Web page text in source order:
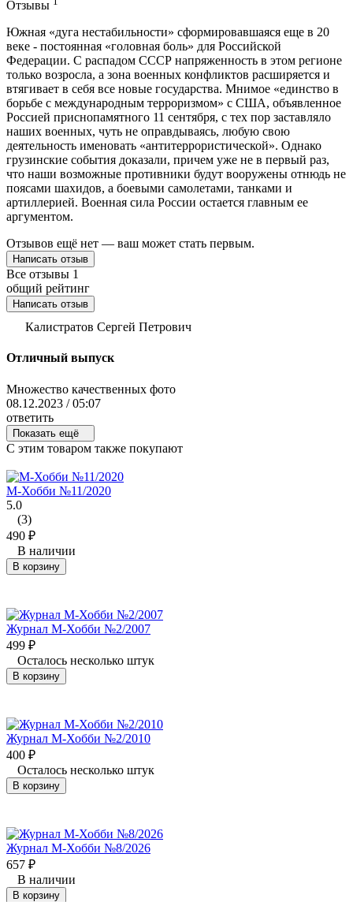
Отзывы
Южная «дуга нестабильности» сформировавшаяся еще в 20
веке - постоянная «головная боль» для Российской
Федерации. С распадом СССР напряженность в этом регионе
только возросла, а зона военных конфликтов расширяется и
втягивает в себя все новые государства. Мнимое «единство в
борьбе с международным терроризмом» с США, объявленное
Россией приснопамятного 11 сентября, с тех пор заставляло
наших военных, чуть не оправдываясь, любую свою
деятельность именовать «антитеррористической». Однако
грузинские события доказали, причем уже не в первый раз,
что наши возможные противники будут вооружены отнюдь не
поясами шахидов, а боевыми самолетами, танками и
артиллерией. Военная сила России остается главным ее
аргументом.
Отзывов ещё нет — ваш может стать первым.
Написать отзыв
Все отзывы 1
общий рейтинг
Написать отзыв
Калистратов Сергей Петрович
Отличный выпуск
Множество качественных фото
08.12.2023 / 05:07
ответить
Показать ещё
C этим товаром также покупают
М-Хобби №11/2020
5.0
(3)
490 ₽
В наличии
В корзину
Журнал М-Хобби №2/2007
499 ₽
Осталось несколько штук
В корзину
Журнал М-Хобби №2/2010
400 ₽
Осталось несколько штук
В корзину
Журнал М-Хобби №8/2026
657 ₽
В наличии
В корзину